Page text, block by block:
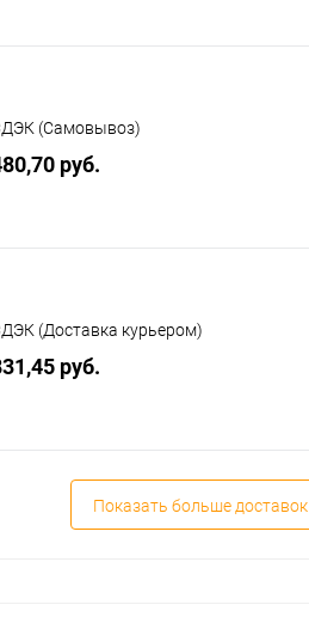
(Самовывоз)
руб.
(Доставка курьером)
руб.
Показать больше доставок